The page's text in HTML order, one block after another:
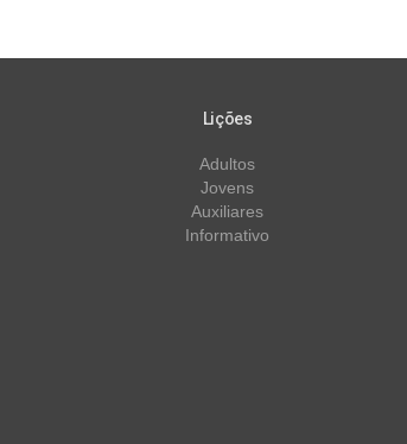
Lições
Adultos
Jovens
Auxiliares
Informativo